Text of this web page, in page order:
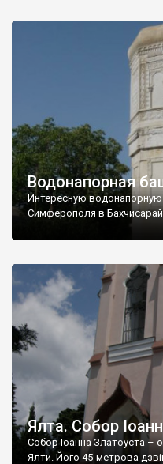
Водонапорная
Интересную
Симферополя в
Ялта. Собор
Собор Іоанна Златоуста –
Ялти. Його 45-метрова